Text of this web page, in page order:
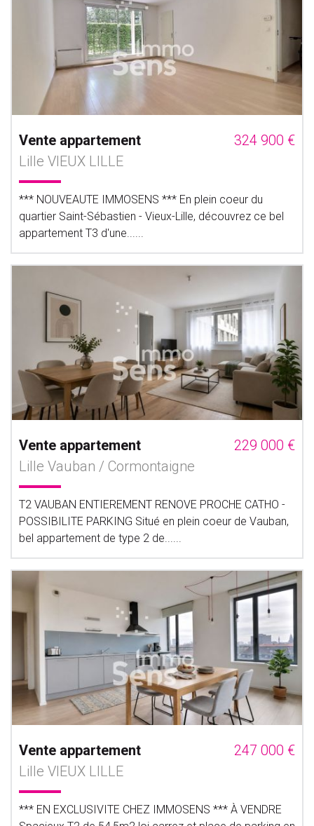
Vente appartement
324 900 €
Lille VIEUX LILLE
*** NOUVEAUTE IMMOSENS *** En plein coeur du
quartier Saint-Sébastien - Vieux-Lille, découvrez ce bel
appartement T3 d'une......
Vente appartement
229 000 €
Lille Vauban / Cormontaigne
T2 VAUBAN ENTIEREMENT RENOVE PROCHE CATHO -
POSSIBILITE PARKING Situé en plein coeur de Vauban,
bel appartement de type 2 de......
Vente appartement
247 000 €
Lille VIEUX LILLE
*** EN EXCLUSIVITE CHEZ IMMOSENS *** À VENDRE